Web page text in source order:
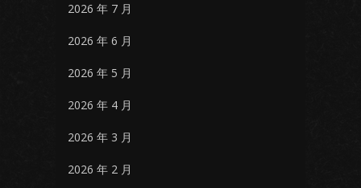
2026 年 7 月
2026 年 6 月
2026 年 5 月
2026 年 4 月
2026 年 3 月
2026 年 2 月